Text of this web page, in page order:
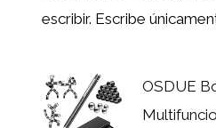
escribir. Escribe
OSDUE